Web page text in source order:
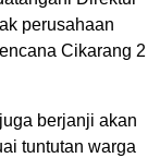
perusahaan
Cikarang 2
berjanji akan
tuntutan warga